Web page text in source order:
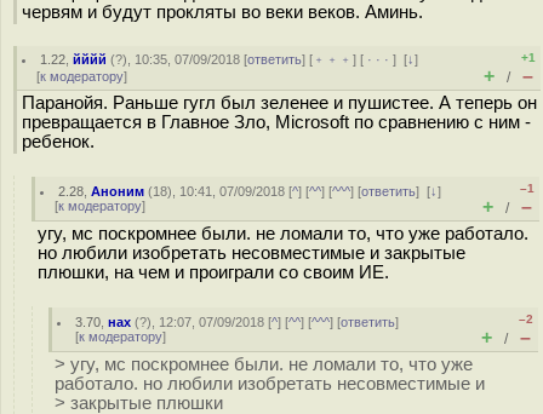
червям и будут прокляты во веки веков. Аминь.
1.22 ,йййй (?), 10:35, 07/09/2018 [ответить] [ ﹢﹢﹢] [ · · ·][↓]
[к модератору]
+1
+ / –
Паранойя. Раньше гугл был зеленее и пушистее. А теперь он
превращается в Главное Зло, Microsoft по сравнению с ним -
ребенок.
2.28 ,Аноним (18), 10:41, 07/09/2018 [^] [^^] [^^^] [ответить][↓]
[к модератору]
–1
+ / –
угу, мс поскромнее были. не ломали то, что уже работало.
но любили изобретать несовместимые и закрытые
плюшки, на чем и проиграли со своим ИЕ.
3.70 ,нах (?), 12:07, 07/09/2018 [^] [^^] [^^^] [ответить]
[к модератору]
–2
+ / –
> угу, мс поскромнее были. не ломали то, что уже
работало. но любили изобретать несовместимые и
> закрытые плюшки